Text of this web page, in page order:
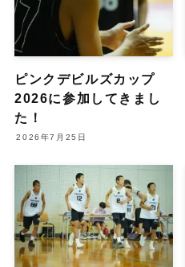
ピンクデビルズカップ
2026に参加してきまし
た！
2026年7月25日